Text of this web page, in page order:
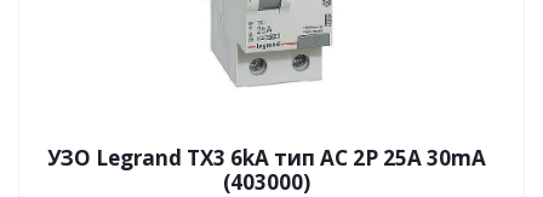
УЗО Legrand TX3 6kA тип АC 2P 25А 30mA
(403000)